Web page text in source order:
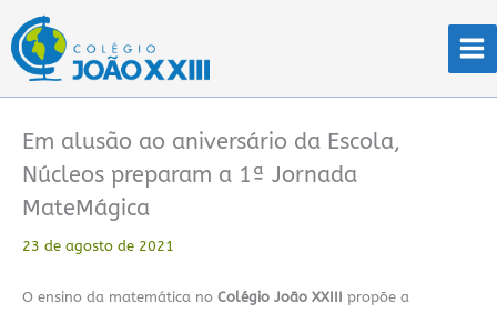
para
conteúdo
Em alusão ao aniversário da Escola,
Núcleos preparam a 1ª Jornada
MateMágica
23 de agosto de 2021
O ensino da matemática no Colégio João XXIII propõe a